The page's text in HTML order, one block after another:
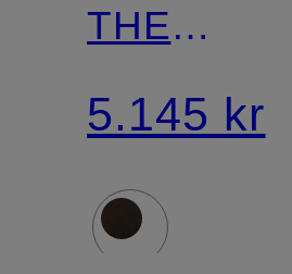
THE
NEW
YORK
LARGE
5.145 kr